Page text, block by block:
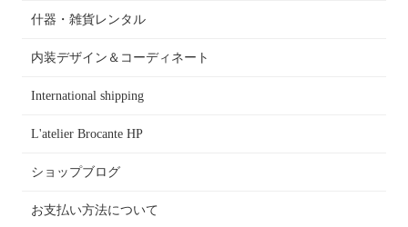
什器・雑貨レンタル
内装デザイン＆コーディネート
International shipping
L'atelier Brocante HP
ショップブログ
お支払い方法について